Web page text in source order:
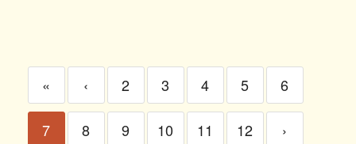
« ‹ 2 3 4 5 6
7 8 9 10 11 12 ›